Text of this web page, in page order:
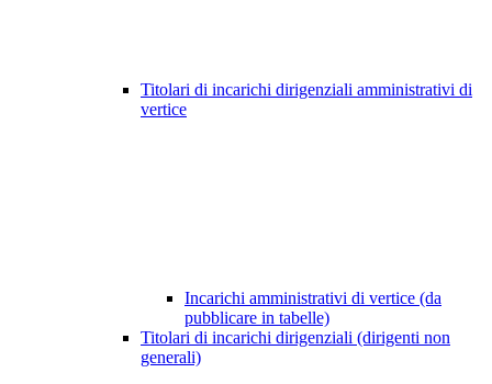
Titolari di incarichi dirigenziali amministrativi di
vertice
Incarichi amministrativi di vertice (da
pubblicare in tabelle)
Titolari di incarichi dirigenziali (dirigenti non
generali)